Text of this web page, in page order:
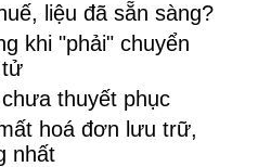
liệu đã sẵn sàng?
khi "phải" chuyển
tử
thuyết phục
hoá đơn lưu trữ,
nhất